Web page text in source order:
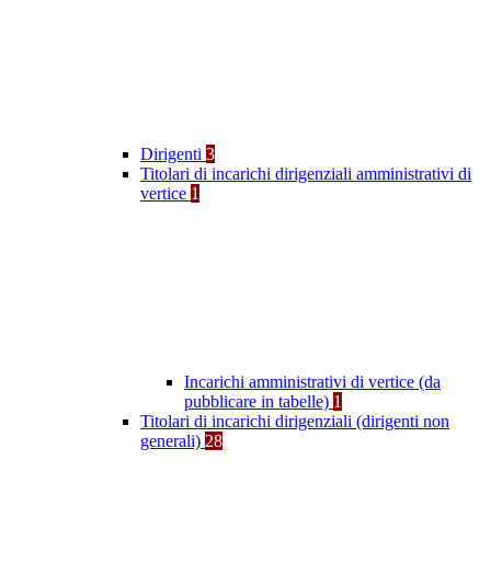
Dirigenti 3
Titolari di incarichi dirigenziali amministrativi di
vertice 1
Incarichi amministrativi di vertice (da
pubblicare in tabelle) 1
Titolari di incarichi dirigenziali (dirigenti non
generali) 28